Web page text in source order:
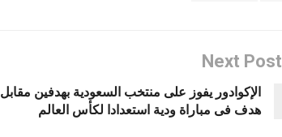
Next Post
الإكوادور يفوز على منتخب السعودية بهدفين مقابل
هدف فى مباراة ودية استعدادا لكأس العالم